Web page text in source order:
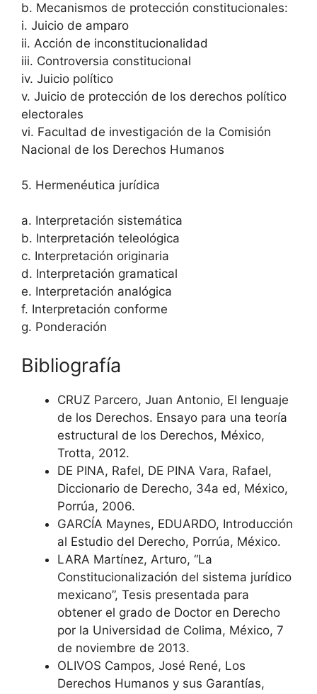
b. Mecanismos de protección constitucionales:
i. Juicio de amparo
ii. Acción de inconstitucionalidad
iii. Controversia constitucional
iv. Juicio político
v. Juicio de protección de los derechos político
electorales
vi. Facultad de investigación de la Comisión
Nacional de los Derechos Humanos
5. Hermenéutica jurídica
a. Interpretación sistemática
b. Interpretación teleológica
c. Interpretación originaria
d. Interpretación gramatical
e. Interpretación analógica
f. Interpretación conforme
g. Ponderación
Bibliografía
CRUZ Parcero, Juan Antonio, El lenguaje
de los Derechos. Ensayo para una teoría
estructural de los Derechos, México,
Trotta, 2012.
DE PINA, Rafel, DE PINA Vara, Rafael,
Diccionario de Derecho, 34a ed, México,
Porrúa, 2006.
GARCÍA Maynes, EDUARDO, Introducción
al Estudio del Derecho, Porrúa, México.
LARA Martínez, Arturo, “La
Constitucionalización del sistema jurídico
mexicano”, Tesis presentada para
obtener el grado de Doctor en Derecho
por la Universidad de Colima, México, 7
de noviembre de 2013.
OLIVOS Campos, José René, Los
Derechos Humanos y sus Garantías,